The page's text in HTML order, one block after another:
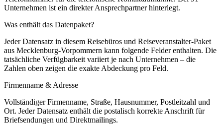
Unternehmen ist ein direkter Ansprechpartner hinterlegt.
Was enthält das Datenpaket?
Jeder Datensatz in diesem Reisebüros und Reiseveranstalter-Paket
aus Mecklenburg-Vorpommern kann folgende Felder enthalten. Die
tatsächliche Verfügbarkeit variiert je nach Unternehmen – die
Zahlen oben zeigen die exakte Abdeckung pro Feld.
Firmenname & Adresse
Vollständiger Firmenname, Straße, Hausnummer, Postleitzahl und
Ort. Jeder Datensatz enthält die postalisch korrekte Anschrift für
Briefsendungen und Direktmailings.